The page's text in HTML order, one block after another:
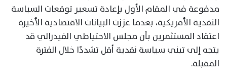
مدفوعة في المقام الأول بإعادة تسعير توقعات السياسة
النقدية الأمريكية، بعدما عززت البيانات الاقتصادية الأخيرة
اعتقاد المستثمرين بأن مجلس الاحتياطي الفيدرالي قد
يتجه إلى تبني سياسة نقدية أقل تشددًا خلال الفترة
المقبلة.